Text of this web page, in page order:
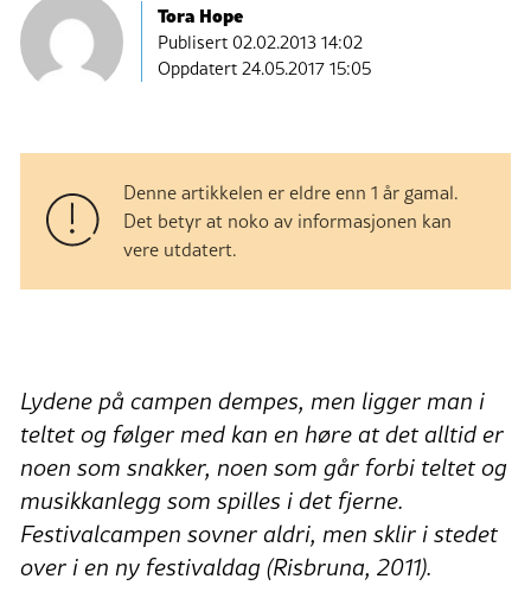
Tora Hope
Publisert02.02.2013 14:02
Oppdatert 24.05.2017 15:05
Denne artikkelen er eldre enn 1 år gamal.
Det betyr at noko av informasjonen kan
vere utdatert.
Lydene på campen dempes, men ligger man i
teltet og følger med kan en høre at det alltid er
noen som snakker, noen som går forbi teltet og
musikkanlegg som spilles i det fjerne.
Festivalcampen sovner aldri, men sklir i stedet
over i en ny festivaldag (Risbruna, 2011).